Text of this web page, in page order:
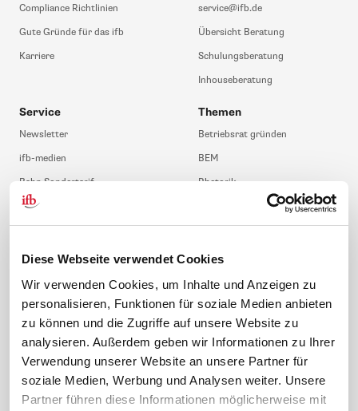
Diese Webseite verwendet Cookies
Wir verwenden Cookies, um Inhalte und Anzeigen zu
personalisieren, Funktionen für soziale Medien anbieten
zu können und die Zugriffe auf unsere Website zu
analysieren. Außerdem geben wir Informationen zu Ihrer
Verwendung unserer Website an unsere Partner für
soziale Medien, Werbung und Analysen weiter. Unsere
Partner führen diese Informationen möglicherweise mit
Compliance Richtlinien
Gute Gründe für das ifb
Karriere
service@ifb.de
Übersicht Beratung
Schulungsberatung
Inhouseberatung
Service
Newsletter
ifb-medien
Bahn Sondertarif
meinifb
Downloads & Formulare
FAQ
ifb-App Betriebsrat360
Themen
Betriebsrat gründen
BEM
Rhetorik
SBV-Wahl
JAV-Wahl
News. Wissen. Themen.
Lexikon
Rechtsprechung
Gesetze
Folgen Sie uns
Sicherheit durch geprüfte
Qualität!